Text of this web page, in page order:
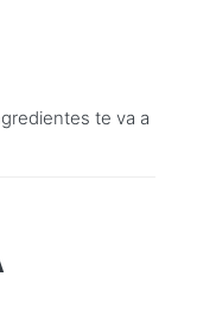
te va a